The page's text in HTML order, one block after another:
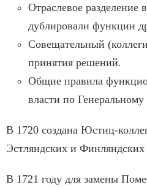
Отраслевое разделение
дублировали функции
Совещательный
принятия решений.
Общие правила
власти по Генеральному
В 1720 создана Юстиц-
Эстляндских и Финляндских
В 1721 году для замены